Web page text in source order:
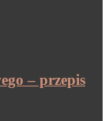
– przepis